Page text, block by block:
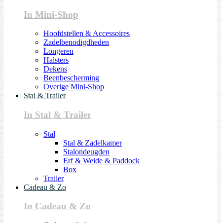
In Mini-Shop
Hoofdstellen & Accessoires
Zadelbenodigdheden
Longeren
Halsters
Dekens
Beenbescherming
Overige Mini-Shop
Stal & Trailer
In Stal & Trailer
Stal
Stal & Zadelkamer
Stalondeugden
Erf & Weide & Paddock
Box
Trailer
Cadeau & Zo
In Cadeau & Zo